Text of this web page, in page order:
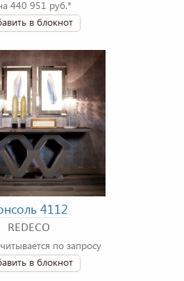
440 951 руб.*
в блокнот
4112
REDECO
по запросу
в блокнот